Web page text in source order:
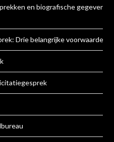
en biografische gegevens
Drie belangrijke voorwaarden